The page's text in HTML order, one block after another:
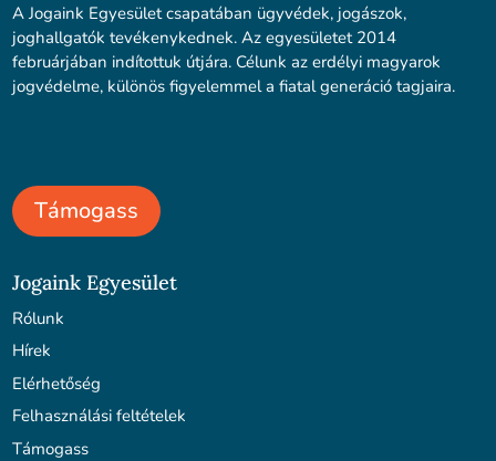
A Jogaink Egyesület csapatában ügyvédek, jogászok,
joghallgatók tevékenykednek. Az egyesületet 2014
februárjában indítottuk útjára. Célunk az erdélyi magyarok
jogvédelme, különös figyelemmel a fiatal generáció tagjaira.
Támogass
Jogaink Egyesület
Rólunk
Hírek
Elérhetőség
Felhasználási feltételek
Támogass